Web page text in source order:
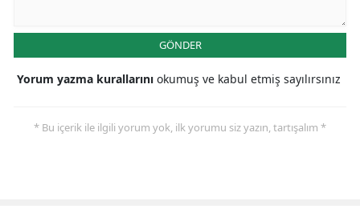
GÖNDER
Yorum yazma kurallarını okumuş ve kabul etmiş sayılırsınız
* Bu içerik ile ilgili yorum yok, ilk yorumu siz yazın, tartışalım *